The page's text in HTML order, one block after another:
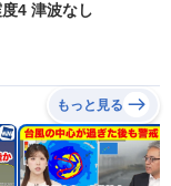
4 津波なし
もっと見る